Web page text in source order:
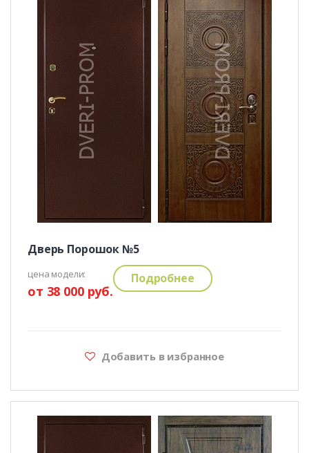
Дверь Порошок №5
цена модели:
от 38 000 руб.
Подробнее
Добавить в избранное